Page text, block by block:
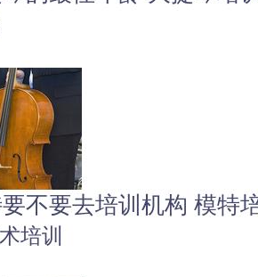
不要去培训机构 模特
培训